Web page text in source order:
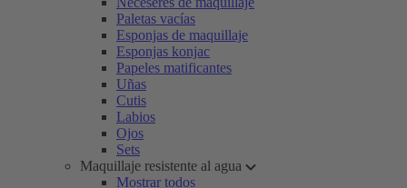
Paletas vacías
Esponjas de maquillaje
Esponjas konjac
Papeles matificantes
Uñas
Cutis
Labios
Ojos
Sets
Maquillaje resistente al agua
Mostrar todos